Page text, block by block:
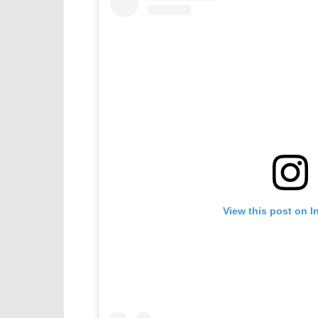
View this post on